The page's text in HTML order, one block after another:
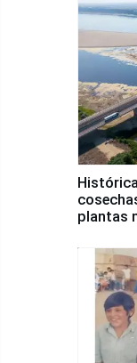
plantas